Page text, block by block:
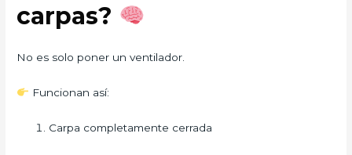
carpas?
No es solo poner un ventilador.
Funcionan así:
Carpa completamente cerrada